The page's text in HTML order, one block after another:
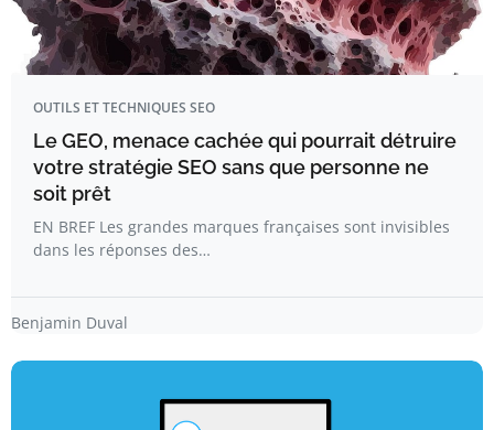
OUTILS ET TECHNIQUES SEO
Le GEO, menace cachée qui pourrait détruire
votre stratégie SEO sans que personne ne
soit prêt
EN BREF Les grandes marques françaises sont invisibles
dans les réponses des…
Benjamin Duval